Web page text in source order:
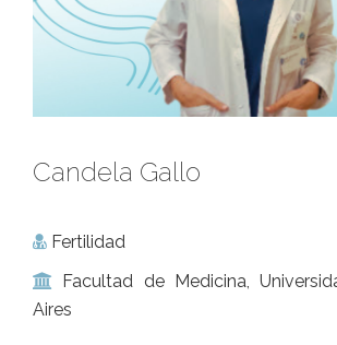
Candela Gallo
Fertilidad
Facultad de Medicina,
Aires